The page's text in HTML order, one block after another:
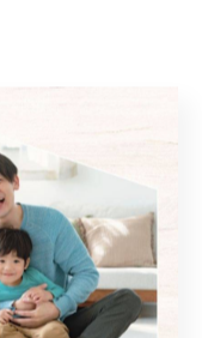
次のページ >